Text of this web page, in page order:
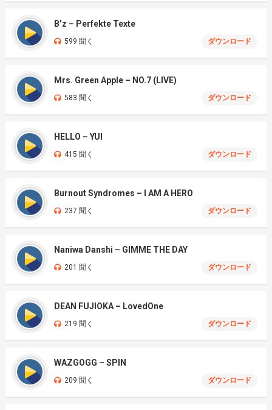
B’z – Perfekte Texte
599 聞く ダウンロード
Mrs. Green Apple – NO.7 (LIVE)
583 聞く ダウンロード
HELLO – YUI
415 聞く ダウンロード
Burnout Syndromes – I AM A HERO
237 聞く ダウンロード
Naniwa Danshi – GIMME THE DAY
201 聞く ダウンロード
DEAN FUJIOKA – LovedOne
219 聞く ダウンロード
WAZGOGG – SPIN
209 聞く ダウンロード